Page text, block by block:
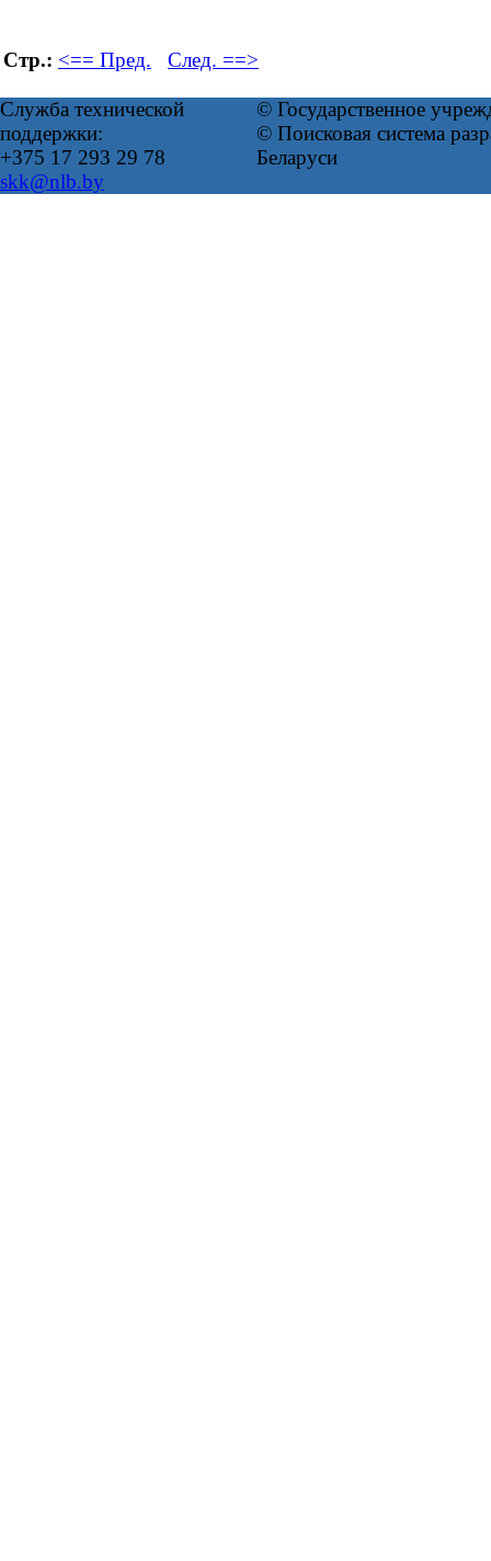
Стр.: <== Пред. След. ==>
Служба технической
поддержки:
+375 17 293 29 78
skk@nlb.by
© Государственное
© Поисковая система
Беларуси